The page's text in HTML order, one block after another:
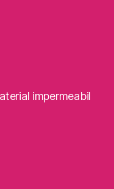
impermeabil